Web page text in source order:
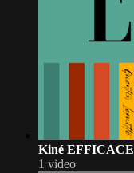
Kiné EFFICACE
1 video